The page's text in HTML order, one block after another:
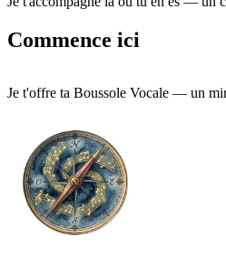
Commence ici
Je t'offre ta Boussole Vocale — un